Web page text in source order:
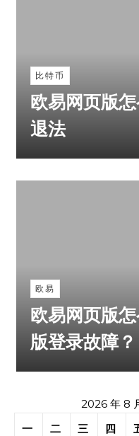
比特币
欧易网页版
退法
欧易
欧易网页版
版登录故障？
2026 年 8
一
二 三 四